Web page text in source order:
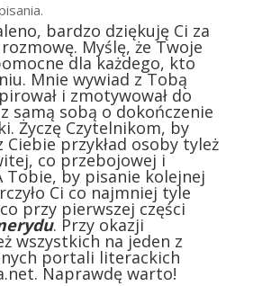
bardzo dziękuję Ci za
Myślę, że Twoje
dla każdego, kto
Mnie wywiad z Tobą
i zmotywował do
samą sobą o dokończenie
Życzę Czytelnikom, by
Ciebie przykład osoby tyleż
co przebojowej i
Tobie, by pisanie kolejnej
Ci co najmniej tyle
przy pierwszej części
. Przy okazji
wszystkich na jeden z
portali literackich
. Naprawdę warto!